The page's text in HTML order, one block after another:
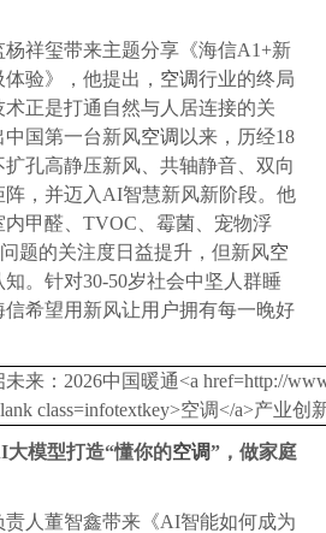
杨祥玺带来主题分享《海信A1+新
验》，他提出， 空调行业的终局
正是打通自然与人居连接的关
中国第一台新风空调 以来，历经18
孔高静压新风、共轴静音、双向
，并迈入AI智慧新风新阶段。他
甲醛、TVOC、霉菌、宠物浮
题的关注度日益提升，但新风空
。针对30-50岁社会中坚人群睡
希望用新风让用户拥有每一晚好
大模型打造“懂你的空调”，做家庭
责人董智鑫带来《AI智能如何成为